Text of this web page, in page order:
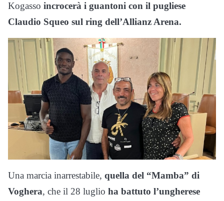
Kogasso incrocerà i guantoni con il pugliese
Claudio Squeo sul ring dell’Allianz Arena.
Una marcia inarrestabile, quella del “Mamba” di
Voghera, che il 28 luglio ha battuto l’ungherese